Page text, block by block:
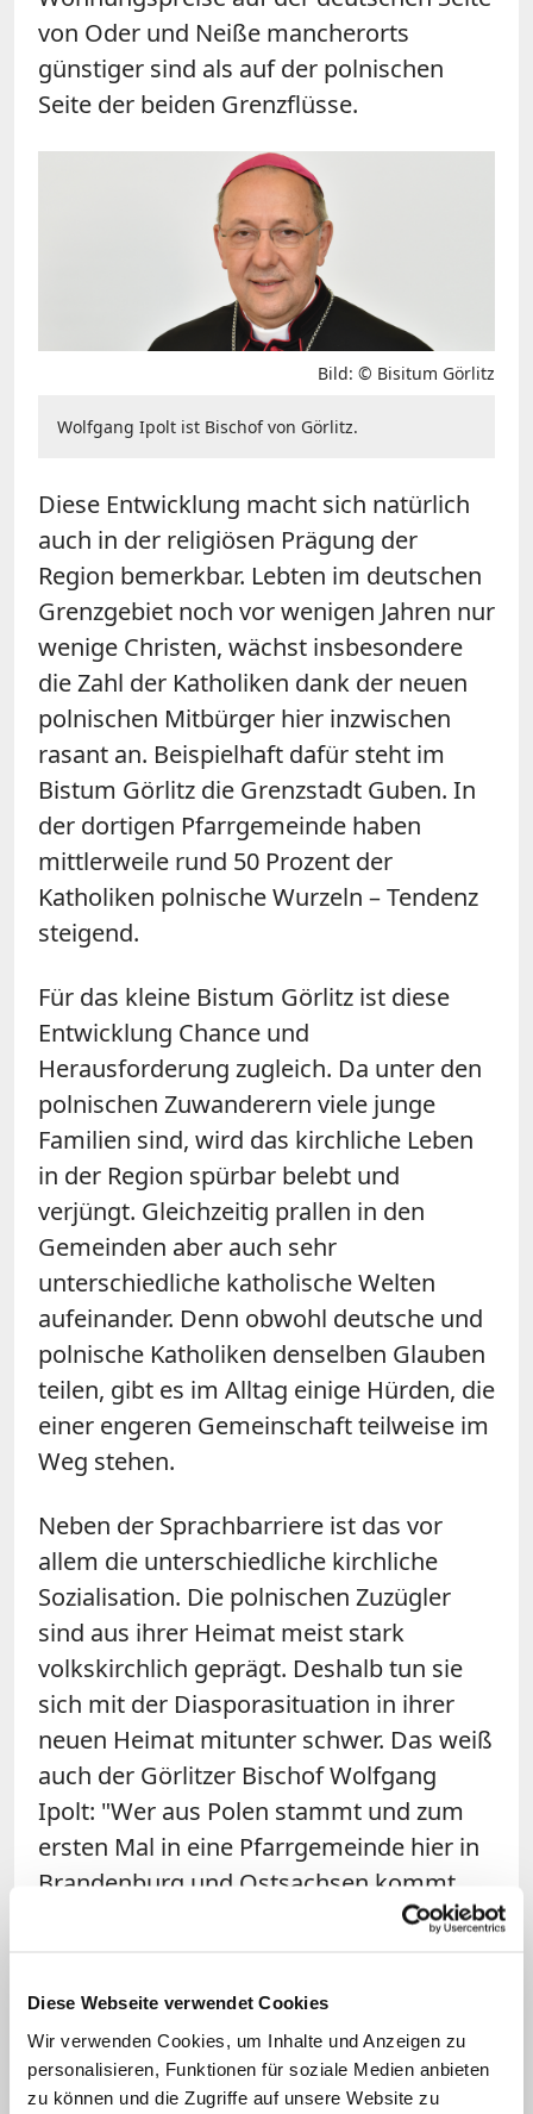
Diese Webseite verwendet Cookies
Wir verwenden Cookies, um Inhalte und Anzeigen zu
personalisieren, Funktionen für soziale Medien anbieten
zu können und die Zugriffe auf unsere Website zu
von Oder und Neiße mancherorts
günstiger sind als auf der polnischen
Seite der beiden Grenzflüsse.
Bild: © Bisitum Görlitz
Wolfgang Ipolt ist Bischof von Görlitz.
Diese Entwicklung macht sich natürlich
auch in der religiösen Prägung der
Region bemerkbar. Lebten im deutschen
Grenzgebiet noch vor wenigen Jahren nur
wenige Christen, wächst insbesondere
die Zahl der Katholiken dank der neuen
polnischen Mitbürger hier inzwischen
rasant an. Beispielhaft dafür steht im
Bistum Görlitz die Grenzstadt Guben. In
der dortigen Pfarrgemeinde haben
mittlerweile rund 50 Prozent der
Katholiken polnische Wurzeln – Tendenz
steigend.
Für das kleine Bistum Görlitz ist diese
Entwicklung Chance und
Herausforderung zugleich. Da unter den
polnischen Zuwanderern viele junge
Familien sind, wird das kirchliche Leben
in der Region spürbar belebt und
verjüngt. Gleichzeitig prallen in den
Gemeinden aber auch sehr
unterschiedliche katholische Welten
aufeinander. Denn obwohl deutsche und
polnische Katholiken denselben Glauben
teilen, gibt es im Alltag einige Hürden, die
einer engeren Gemeinschaft teilweise im
Weg stehen.
Neben der Sprachbarriere ist das vor
allem die unterschiedliche kirchliche
Sozialisation. Die polnischen Zuzügler
sind aus ihrer Heimat meist stark
volkskirchlich geprägt. Deshalb tun sie
sich mit der Diasporasituation in ihrer
neuen Heimat mitunter schwer. Das weiß
auch der Görlitzer Bischof Wolfgang
Ipolt: "Wer aus Polen stammt und zum
ersten Mal in eine Pfarrgemeinde hier in
Brandenburg und Ostsachsen kommt,
fühlt sich sicher etwas fremd: Unsere Art,
in Polen." Umso wichtiger sei es, den
die ihnen dabei helfen könnten, in die
Gemeinden hineinzukommen und